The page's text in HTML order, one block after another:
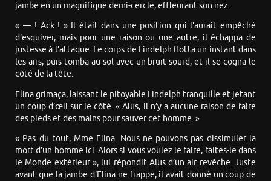
jambe en un magnifique demi-cercle, effleurant son nez.
« — ! Ack ! » Il était dans une position qui l’aurait empêché
d’esquiver, mais pour une raison ou une autre, il échappa de
justesse à l’attaque. Le corps de Lindelph flotta un instant dans
les airs, puis tomba au sol avec un bruit sourd, et il se cogna le
côté de la tête.
Elina grimaça, laissant le pitoyable Lindelph tranquille et jetant
un coup d’œil sur le côté. « Alus, il n’y a aucune raison de faire
des pieds et des mains pour sauver cet homme. »
« Pas du tout, Mme Elina. Nous ne pouvons pas dissimuler la
mort d’un homme ici. Alors si vous voulez le faire, faites-le dans
le Monde extérieur », lui répondit Alus d’un air revêche. Juste
avant que la jambe d’Elina ne frappe, il avait donné un coup de